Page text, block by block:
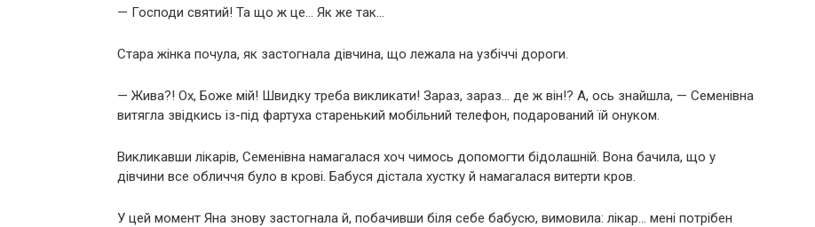
— Господи святий! Та що ж це… Як же так…
Стара жінка почула, як застогнала дівчина, що лежала на узбіччі дороги.
— Жива?! Ох, Боже мій! Швидку треба викликати! Зараз, зараз… де ж він!? А, ось знайшла, — Семенівна
витягла звідкись із-під фартуха старенький мобільний телефон, подарований їй онуком.
Викликавши лікарів, Семенівна намагалася хоч чимось допомогти бідолашній. Вона бачила, що у
дівчини все обличчя було в крові. Бабуся дістала хустку й намагалася витерти кров.
У цей момент Яна знову застогнала й, побачивши біля себе бабусю, вимовила: лікар… мені потрібен